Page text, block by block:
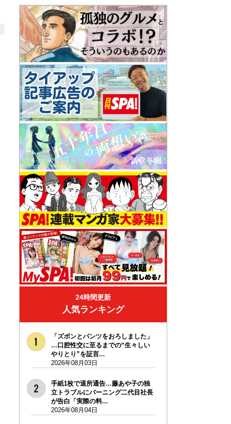
24時間更新
人気ランキング
「ズボンとパンツをおろしました」
…口腔性交に至るまでの“生々しい
やりとり”を証言...
2026年08月03日
手紙1枚で退所通告…藤あや子の独
立トラブルにバーニング二代目社長
が告白「実際の料...
2026年08月04日